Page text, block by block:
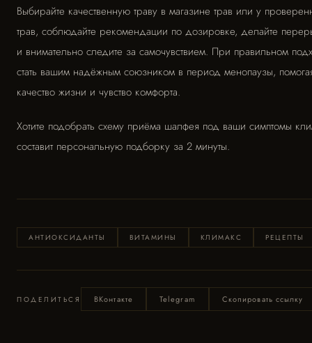
Выбирайте качественную траву в магазине трав или у
трав, соблюдайте рекомендации по дозировке, делайте
и внимательно следите за самочувствием. При правильном
стать вашим надёжным союзником в период менопаузы,
качество жизни и чувство комфорта.
Хотите подобрать схему приёма шалфея под ваши симптомы
составит персональную подборку за 2 минуты.
АНТИОКСИДАНТЫ ВИТАМИНЫ КЛИМАКС РЕЦЕПТЫ
ПОДЕЛИТЬСЯ ВКонтакте Telegram Скопировать ссылку